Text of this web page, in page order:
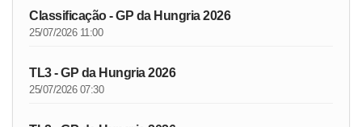
Classificação - GP da Hungria 2026
25/07/2026 11:00
TL3 - GP da Hungria 2026
25/07/2026 07:30